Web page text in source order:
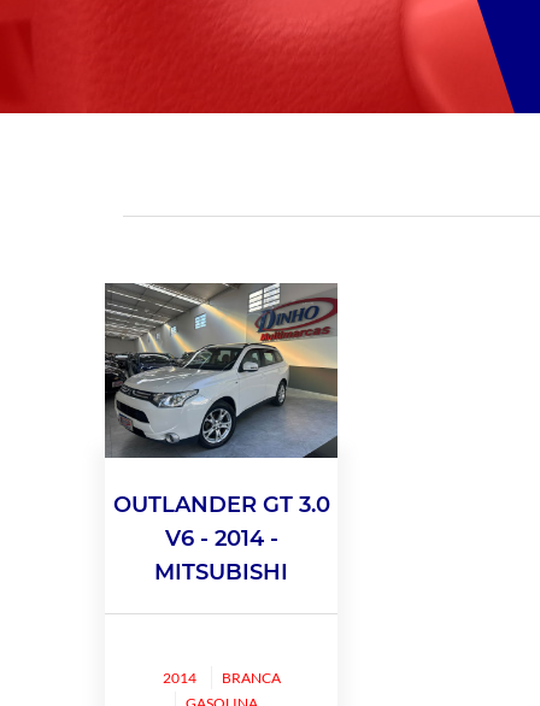
OUTLANDER GT 3.0
V6 - 2014 -
MITSUBISHI
2014
BRANCA